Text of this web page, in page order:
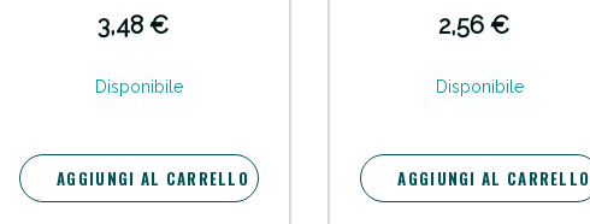
3,48 €
Disponibile
AGGIUNGI AL CARRELLO
2,56 €
Disponibile
AGGIUNGI AL CARRELLO
Intestinale: Sconto fino al 55% valido oggi!